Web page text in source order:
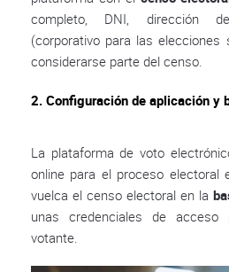
completo, DNI, dirección
(corporativo para las elecciones
considerarse parte del censo.
2. Configuración de aplicación y
La plataforma de voto
online para el proceso electoral
vuelca el censo electoral en la
unas credenciales de acceso
votante.